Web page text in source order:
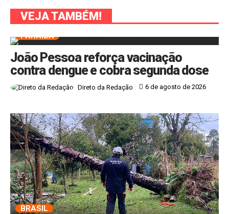
VEJA TAMBÉM!
PARAÍBA
João Pessoa reforça vacinação
contra dengue e cobra segunda dose
Direto da Redação 6 de agosto de 2026
BRASIL